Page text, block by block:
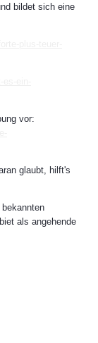
bildet sich eine
vor:
glaubt, hilft's
als angehende